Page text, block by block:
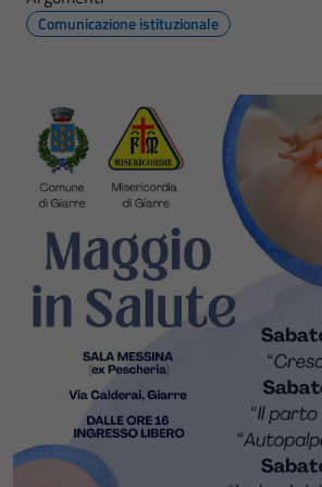
Comunicazione istituzionale